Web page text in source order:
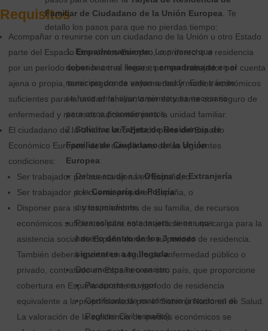
Requisitos
Acompañar o reunirse con un ciudadano de la Unión u otro Estado
parte del Espacio Económico Europeo, con derecho a residencia
por un período superior a tres meses, por ser trabajador por cuenta
ajena o propia, tener seguro de enfermedad y medios económicos
suficientes para la unidad familiar, o ser estudiante con seguro de
enfermedad y recursos suficientes para la unidad familiar.
El ciudadano de la Unión u otro Estado parte del Espacio
Económico Europeo, debe cumplir una de las siguientes
condiciones:
Ser trabajador por cuenta ajena en España, o
Ser trabajador por cuenta propia en España, o
Disponer para sí y los miembros de su familia, de recursos
económicos suficientes para no convertirse en una carga para la
asistencia social de España durante su periodo de residencia.
También deberá aportar un seguro de enfermedad público o
privado, contratado en España o en otro país, que proporcione
cobertura en España durante su período de residencia
equivalente a la proporcionada por el Sistema Nacional de Salud.
La valoración de la suficiencia de medios económicos se
Familiar de Ciudadano de la Unión Europea . Te
detallo los pasos para que no pierdas tiempo:
Empadronamiento: Lo primero que
debes hacer al llegar esempadronarteen el
municipio donde vayas a residir. Este trámite
se hace en el ayuntamiento y es necesario
para otros procedimientos.
Solicitar la Tarjeta de Residencia de
Familiar de Ciudadano de la Unión
Europea:
Debes acudir a laOficina de Extranjería
o laComisaría de Policía
correspondiente.
Para solicitar esta tarjeta, tienes que
hacerlodentro de los 3 meses
siguientes a tu llegada.
Documentos necesarios:
Pasaporte en vigor.
Certificado de matrimonio (inscrito en el
Registro Civil español).